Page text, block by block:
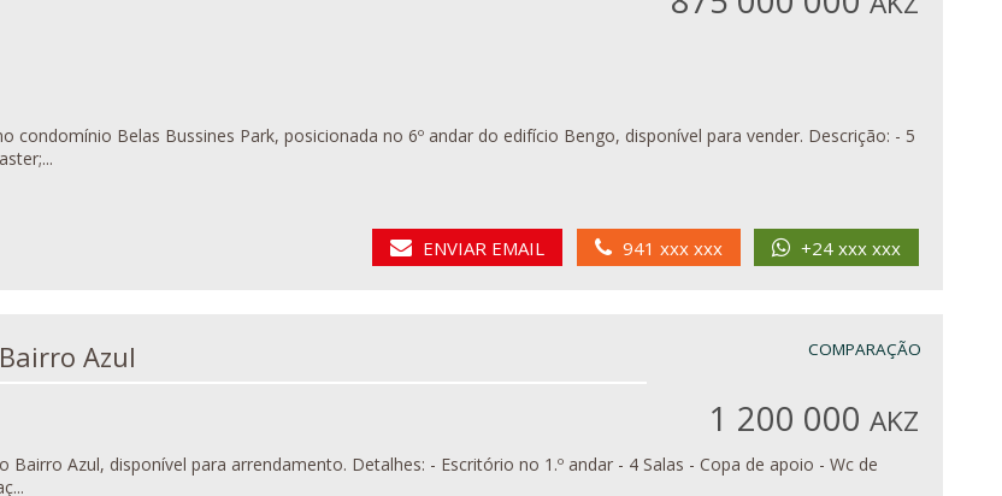
Belas Bussines Park, posicionada no 6º andar do edifício Bengo, disponível para vender. Descrição: - 5
ENVIAR EMAIL 941 xxx xxx +24 xxx xxx
em Bairro Azul
1 200 000 AKZ
arrendamento. Detalhes: - Escritório no 1.º andar - 4 Salas - Copa de apoio - Wc de
COMPARAÇÃO